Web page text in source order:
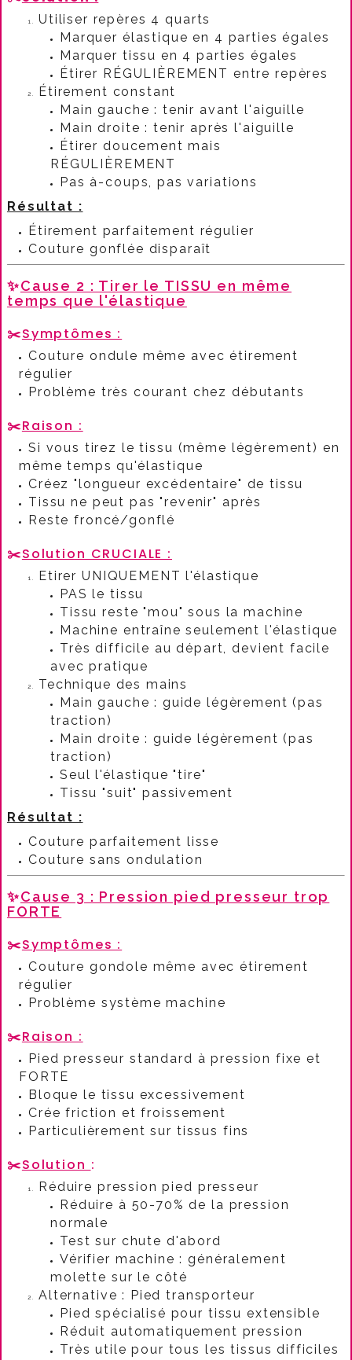
Utiliser repères 4 quarts
Marquer élastique en 4 parties égales
Marquer tissu en 4 parties égales
Étirer RÉGULIÈREMENT entre repères
Étirement constant
Main gauche : tenir avant l'aiguille
Main droite : tenir après l'aiguille
Étirer doucement mais
RÉGULIÈREMENT
Pas à-coups, pas variations
Résultat :
Étirement parfaitement régulier
Couture gonflée disparaît
✨Cause 2 : Tirer le TISSU en même
temps que l'élastique
✂️Symptômes :
Couture ondule même avec étirement
régulier
Problème très courant chez débutants
✂️Raison :
Si vous tirez le tissu (même légèrement) en
même temps qu'élastique
Créez "longueur excédentaire" de tissu
Tissu ne peut pas "revenir" après
Reste froncé/gonflé
✂️Solution CRUCIALE :
Etirer UNIQUEMENT l'élastique
PAS le tissu
Tissu reste "mou" sous la machine
Machine entraîne seulement l'élastique
Très difficile au départ, devient facile
avec pratique
Technique des mains
Main gauche : guide légèrement (pas
traction)
Main droite : guide légèrement (pas
traction)
Seul l'élastique "tire"
Tissu "suit" passivement
Résultat :
Couture parfaitement lisse
Couture sans ondulation
✨Cause 3 : Pression pied presseur trop
FORTE
✂️Symptômes :
Couture gondole même avec étirement
régulier
Problème système machine
✂️Raison :
Pied presseur standard à pression fixe et
FORTE
Bloque le tissu excessivement
Crée friction et froissement
Particulièrement sur tissus fins
✂️Solution :​
Réduire pression pied presseur
Réduire à 50-70% de la pression
normale
Test sur chute d'abord
Vérifier machine : généralement
molette sur le côté
Alternative : Pied transporteur
Pied spécialisé pour tissu extensible
Réduit automatiquement pression
Très utile pour tous les tissus difficiles